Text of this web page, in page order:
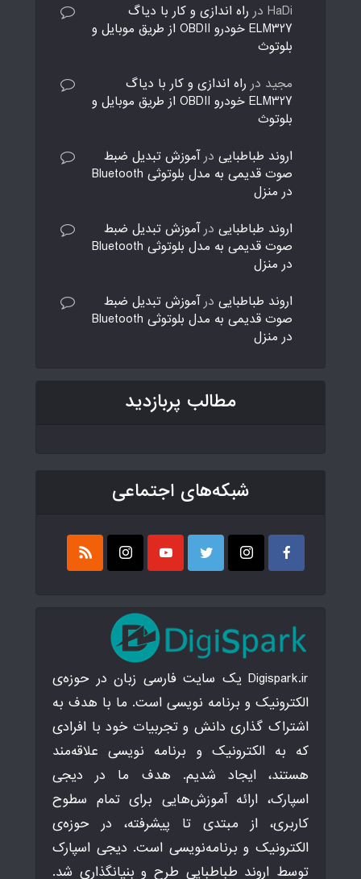
HaDi در راه اندازی و کار با دیاگ
ELM327 خودرو OBDII از طریق موبایل و
بلوتوث
مجید در راه اندازی و کار با دیاگ
ELM327 خودرو OBDII از طریق موبایل و
بلوتوث
اروند طباطبایی درآموزش تبدیل ضبط
صوت قدیمی به مدل بلوتوثی Bluetooth
در منزل
اروند طباطبایی درآموزش تبدیل ضبط
صوت قدیمی به مدل بلوتوثی Bluetooth
در منزل
اروند طباطبایی درآموزش تبدیل ضبط
صوت قدیمی به مدل بلوتوثی Bluetooth
در منزل
مطالب پربازدید
شبکه‌های اجتماعی
Digispark.ir یک سایت فارسی زبان در حوزه‌ی
الکترونیک و برنامه نویسی است. ما با هدف به
اشتراک گذاری دانش و تجربیات خود با افرادی
که به الکترونیک و برنامه نویسی علاقه‌مند
هستند، ایجاد شدیم. هدف ما در دیجی
اسپارک، ارائه آموزش‌هایی برای تمام سطوح
کاربری، از مبتدی تا پیشرفته، در حوزه‌ی
الکترونیک و برنامه‌نویسی است. دیجی اسپارک
توسط اروند طباطبایی طرح و بنیانگذاری شد.